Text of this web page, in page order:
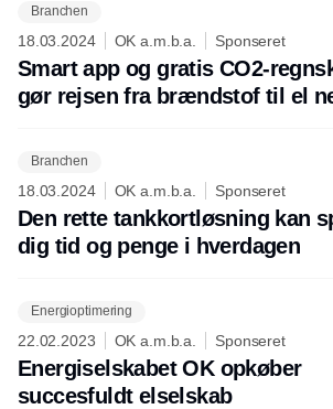
Branchen
18.03.2024 OK a.m.b.a. Sponseret
Smart app og gratis CO2-
gør rejsen fra brændstof til el
Branchen
18.03.2024 OK a.m.b.a. Sponseret
Den rette tankkortløsning kan
dig tid og penge i hverdagen
Energioptimering
22.02.2023 OK a.m.b.a. Sponseret
Energiselskabet OK opkøber
succesfuldt elselskab